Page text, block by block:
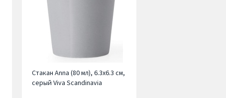
Стакан Annа (80 мл), 6.3х6.3 см,
серый Viva Scandinavia